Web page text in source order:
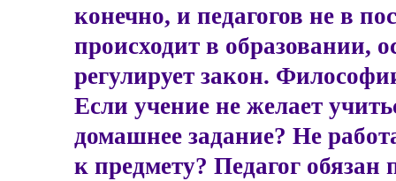
конечно, и педагогов не в
происходит в образовании,
регулирует закон.
Если учение не желает
домашнее задание? Не
к предмету? Педагог